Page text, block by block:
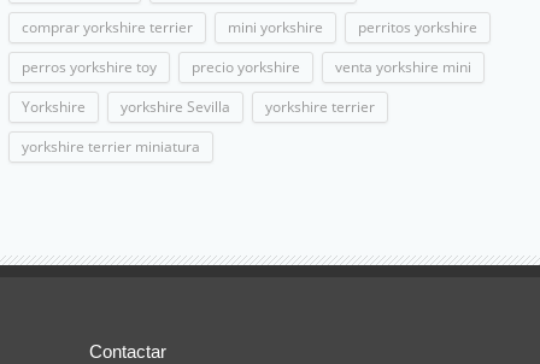
comprar yorkshire terrier
mini yorkshire
perritos yorkshire
perros yorkshire toy
precio yorkshire
venta yorkshire mini
Yorkshire
yorkshire Sevilla
yorkshire terrier
yorkshire terrier miniatura
Contactar